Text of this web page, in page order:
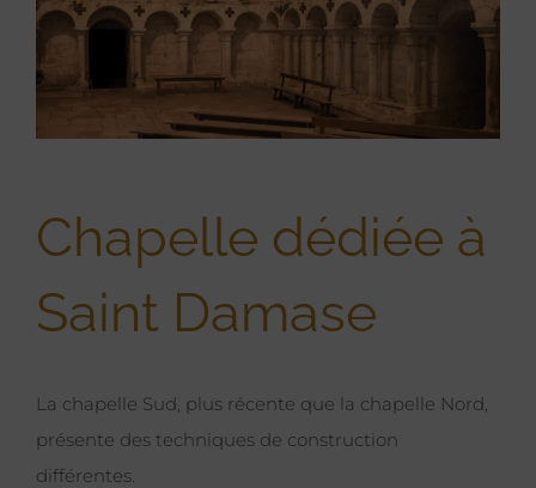
Image
Chapelle dédiée à
Saint Damase
La chapelle Sud, plus récente que la chapelle Nord,
présente des techniques de construction
différentes.